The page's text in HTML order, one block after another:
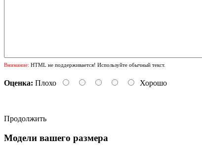
Внимание: HTML не поддерживается! Используйте обычный текст.
Оценка: Плохо Хорошо
Продолжить
Модели вашего размера